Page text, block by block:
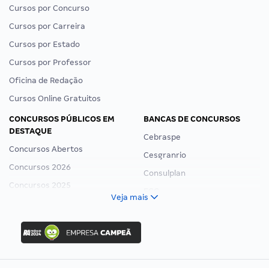
Cursos por Concurso
Cursos por Carreira
Cursos por Estado
Cursos por Professor
Oficina de Redação
Cursos Online Gratuitos
CONCURSOS PÚBLICOS EM
DESTAQUE
Concursos Abertos
Concursos 2026
Concursos 2025
Concurso Ibama
Concurso MPU
Editais publicados
BANCAS DE CONCURSOS
Cebraspe
Cesgranrio
Consulplan
Veja mais